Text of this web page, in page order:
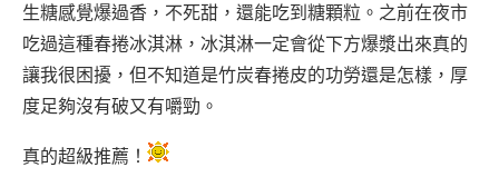
生糖感覺爆過香，不死甜，還能吃到糖顆粒。之前在夜市
吃過這種春捲冰淇淋，冰淇淋一定會從下方爆漿出來真的
讓我很困擾，但不知道是竹炭春捲皮的功勞還是怎樣，厚
度足夠沒有破又有嚼勁。
真的超級推薦！